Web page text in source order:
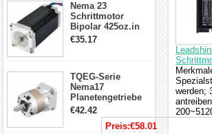
Nema 23
Schrittmotor
Bipolar 425oz.in
4.2A 57x57x114mm
€35.17
TQEG-Serie
Nema17
Planetengetriebe
5:1 Spiel 15Arc-
min für Nema 17
Getriebe
€42.42
werden;
Preis:€58.01